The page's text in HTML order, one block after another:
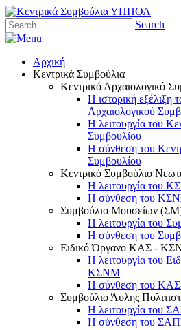
Search
Αρχική
Κεντρικά Συμβούλια
Κεντρικό Αρχαιολογικό
Η ιστορική εξέλιξη
Αρχαιολογικού
Η λειτουργία του
Συμβουλίου
Η σύνθεση του
Συμβουλίου
Κεντρικό Συμβούλιο
Η λειτουργία του
Η σύνθεση του
Συμβούλιο Μουσείων
Η λειτουργία του
Η σύνθεση του
Ειδικό Όργανο ΚΑΣ -
Η λειτουργία του
ΚΣΝΜ
Η σύνθεση του
Συμβούλιο Άυλης
Η λειτουργία του
Η σύνθεση του